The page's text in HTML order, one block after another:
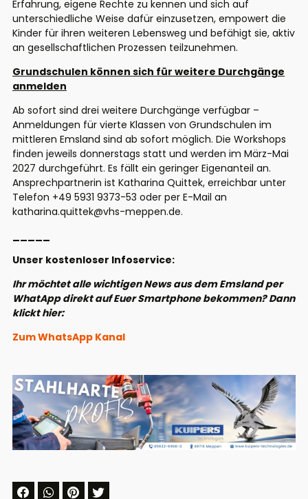
Erfahrung, eigene Rechte zu kennen und sich auf
unterschiedliche Weise dafür einzusetzen, empowert die
Kinder für ihren weiteren Lebensweg und befähigt sie, aktiv
an gesellschaftlichen Prozessen teilzunehmen.
Grundschulen können sich für weitere Durchgänge
anmelden
Ab sofort sind drei weitere Durchgänge verfügbar –
Anmeldungen für vierte Klassen von Grundschulen im
mittleren Emsland sind ab sofort möglich. Die Workshops
finden jeweils donnerstags statt und werden im März-Mai
2027 durchgeführt. Es fällt ein geringer Eigenanteil an.
Ansprechpartnerin ist Katharina Quittek, erreichbar unter
Telefon +49 5931 9373-53 oder per E-Mail an
katharina.quittek@vhs-meppen.de.
Unser kostenloser Infoservice:
Ihr möchtet alle wichtigen News aus dem Emsland per
WhatApp direkt auf Euer Smartphone bekommen? Dann
klickt hier:
Zum WhatsApp Kanal